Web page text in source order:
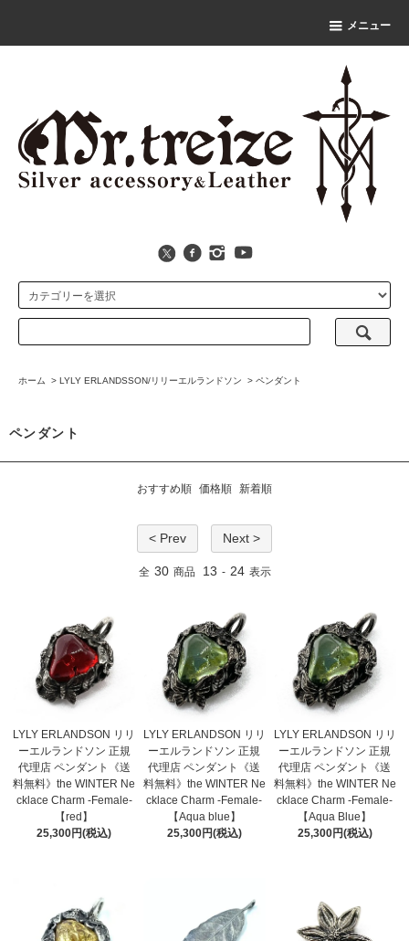
メニュー
ホーム > LYLY ERLANDSSON/リリーエルランドソン > ペンダント
ペンダント
おすすめ順 価格順 新着順
< Prev Next >
全 30 商品 13 - 24 表示
LYLY ERLANDSON リリ
ーエルランドソン 正規
代理店 ペンダント《送
料無料》the WINTER Ne
cklace Charm -Female-
【red】
25,300円(税込)
LYLY ERLANDSON リリ
ーエルランドソン 正規
代理店 ペンダント《送
料無料》the WINTER Ne
cklace Charm -Female-
【Aqua blue】
25,300円(税込)
LYLY ERLANDSON リリ
ーエルランドソン 正規
代理店 ペンダント《送
料無料》the WINTER Ne
cklace Charm -Female-
【Aqua Blue】
25,300円(税込)